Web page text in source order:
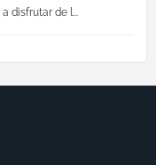
disfrutar de l...